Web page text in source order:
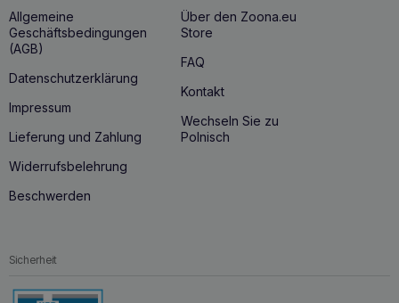
Die Verwendung von VET EXPERT Hepatiale Forte
Advanced Leberunterstützung wirdfür Hunde und Katzen
mit Verdacht auf eine Lebererkrankung
Leberintoxikation
gestörter Gallensekretion
Gallenstauempfohlen. Die Formel wird besonders in
Fällen empfohlen, die eine intensive Regeneration der
Hepatozyten und einen Schutz vor Leberschäden
Warum sollten Sie VET EXPERT Hepatiale Forte
Formel wurde entwickelt, um die Leberfunktion umfassend
schützen und ihre natürliche Regeneration zu fördern.
Allgemeine
Geschäftsbedingungen
(AGB)
Datenschutzerklärung
Impressum
Lieferung und Zahlung
Widerrufsbelehrung
Beschwerden
Über den Zoona.eu
Store
FAQ
Kontakt
Wechseln Sie zu
Polnisch
Sicherheit